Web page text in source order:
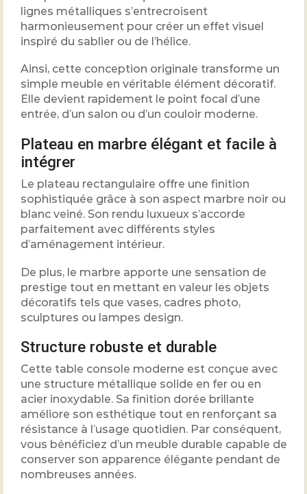
lignes métalliques s’entrecroisent
harmonieusement pour créer un effet visuel
inspiré du sablier ou de l’hélice.
Ainsi, cette conception originale transforme un
simple meuble en véritable élément décoratif.
Elle devient rapidement le point focal d’une
entrée, d’un salon ou d’un couloir moderne.
Plateau en marbre élégant et facile à
intégrer
Le plateau rectangulaire offre une finition
sophistiquée grâce à son aspect marbre noir ou
blanc veiné. Son rendu luxueux s’accorde
parfaitement avec différents styles
d’aménagement intérieur.
De plus, le marbre apporte une sensation de
prestige tout en mettant en valeur les objets
décoratifs tels que vases, cadres photo,
sculptures ou lampes design.
Structure robuste et durable
Cette table console moderne est conçue avec
une structure métallique solide en fer ou en
acier inoxydable. Sa finition dorée brillante
améliore son esthétique tout en renforçant sa
résistance à l’usage quotidien. Par conséquent,
vous bénéficiez d’un meuble durable capable de
conserver son apparence élégante pendant de
nombreuses années.